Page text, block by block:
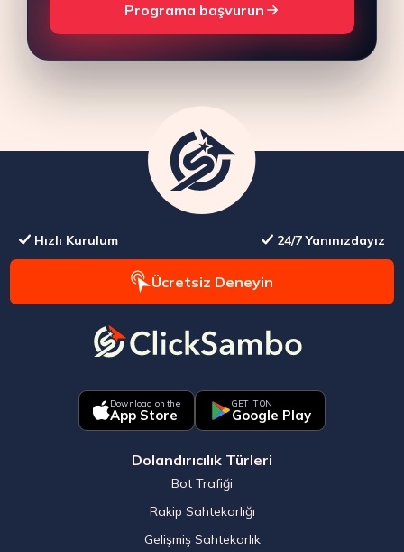
Programa başvurun
Hızlı Kurulum 24/7 Yanınızdayız
Ücretsiz Deneyin
Download on the
App Store
GET IT ON
Google Play
Dolandırıcılık Türleri
Bot Trafiği
Rakip Sahtekarlığı
Gelişmiş Sahtekarlık